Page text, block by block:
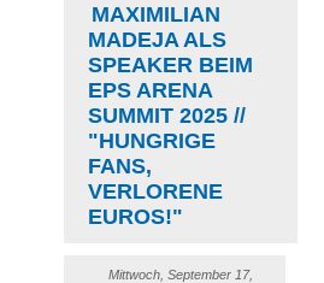
MAXIMILIAN
MADEJA ALS
SPEAKER BEIM
EPS ARENA
SUMMIT 2025 //
"HUNGRIGE
FANS,
VERLORENE
EUROS!"
Mittwoch, September 17,